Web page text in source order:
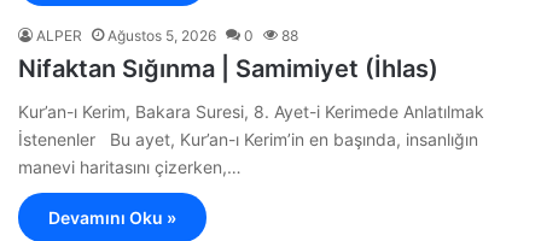
ALPER Ağustos 5, 2026 0 88
Nifaktan Sığınma | Samimiyet (İhlas)
Kur’an-ı Kerim, Bakara Suresi, 8. Ayet-i Kerimede Anlatılmak
İstenenler Bu ayet, Kur’an-ı Kerim’in en başında, insanlığın
manevi haritasını çizerken,…
Devamını Oku »